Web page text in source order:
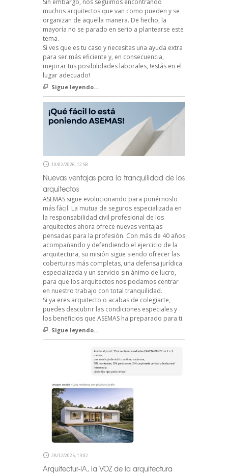
muchos arquitectos que van como pueden y se
organizan de aquella manera. De hecho, la
mayoría no se parado en serio a plantearse este
tema.
Si ves que es tu caso y necesitas una ayuda extra
para ser más eficiente y, en consecuencia,
mejorar tus posibilidades laborales, !estás en el
lugar adecuado!
Sigue leyendo...
10/02/2026, 12:58
Nuevas ventajas para la tranquilidad de los
arquitectos
ASEMAS sigue evolucionando para ponérnoslo
más fácil. La mutua de seguros especializada en
la responsabilidad civil profesional de los
arquitectos ahora ofrece nuevas ventajas
pensadas para la profesión. Con más de 40 años
acompañando y defendiendo el ejercicio de la
arquitectura, su misión sigue siendo ofrecer las
coberturas más completas, una defensa jurídica
especializada y un servicio sin ánimo de lucro,
para que los arquitectos nos podamos centrar
en nuestro trabajo con total tranquilidad.
Si ya eres arquitecto o acabas de colegiarte,
puedes descubrir las condiciones especiales y
los beneficios que ASEMAS ha preparado para ti.
Sigue leyendo...
28/12/2025, 13:02
Arquitectur-IA, la VOZ de la arquitectura